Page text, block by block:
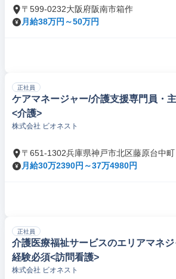
〒599-0232大阪府阪南市箱作
月給38万円～50万円
正社員
ケアマネージャー/介護支援専門員・
<介護>
株式会社 ビオネスト
〒651-1302兵庫県神戸市北区藤原台中町
月給30万2390円～37万4980円
正社員
介護医療福祉サービスのエリアマネ
経験必須<訪問看護>
株式会社 ビオネスト